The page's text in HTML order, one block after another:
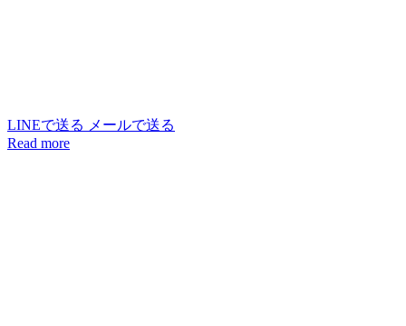
LINEで送る メールで送る
Read more